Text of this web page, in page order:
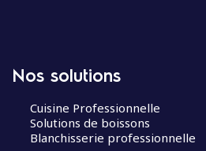
Nos solutions
Cuisine Professionnelle
Solutions de boissons
Blanchisserie professionnelle